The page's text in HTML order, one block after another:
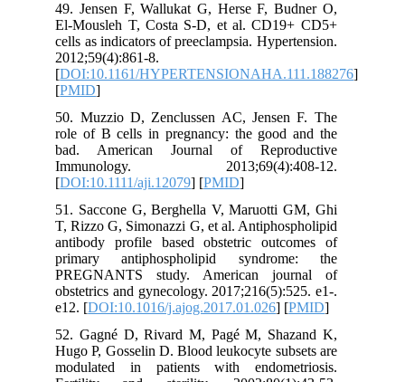
49. Jensen F, Wallukat G, Herse F, Budner O,
El-Mousleh T, Costa S-D, et al. CD19+ CD5+
cells as indicators of preeclampsia. Hypertension.
2012;59(4):861-8.
[DOI:10.1161/HYPERTENSIONAHA.111.188276
[PMID
50. Muzzio D, Zenclussen AC, Jensen F. The
role of B cells in pregnancy: the good and the
bad. American Journal of Reproductive
Immunology. 2013;69(4):408-12.
[DOI:10.1111/aji.12079] [PMID
51. Saccone G, Berghella V, Maruotti GM, Ghi
T, Rizzo G, Simonazzi G, et al. Antiphospholipid
antibody profile based obstetric outcomes of
primary antiphospholipid syndrome: the
PREGNANTS study. American journal of
obstetrics and gynecology. 2017;216(5):525. e1-.
e12. [DOI:10.1016/j.ajog.2017.01.026] [PMID
52. Gagné D, Rivard M, Pagé M, Shazand K,
Hugo P, Gosselin D. Blood leukocyte subsets are
modulated in patients with endometriosis.